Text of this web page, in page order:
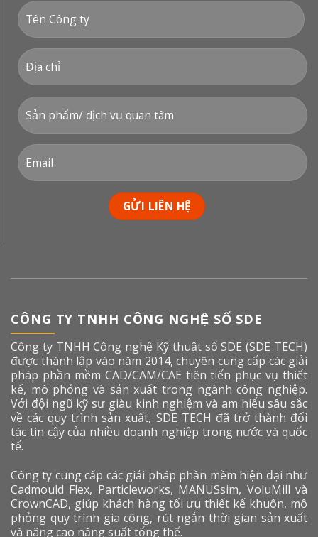
CÔNG TY TNHH CÔNG NGHỆ SỐ SDE
Công ty TNHH Công nghệ Kỹ thuật số SDE (SDE TECH)
được thành lập vào năm 2014, chuyên cung cấp các giải
pháp phần mềm CAD/CAM/CAE tiên tiến phục vụ thiết
kế, mô phỏng và sản xuất trong ngành công nghiệp.
Với đội ngũ kỹ sư giàu kinh nghiệm và am hiểu sâu sắc
về các quy trình sản xuất, SDE TECH đã trở thành đối
tác tin cậy của nhiều doanh nghiệp trong nước và quốc
tế.
Công ty cung cấp các giải pháp phần mềm hiện đại như
Cadmould Flex, Particleworks, MANUSsim, VoluMill và
CrownCAD, giúp khách hàng tối ưu thiết kế khuôn, mô
phỏng quy trình gia công, rút ngắn thời gian sản xuất
và nâng cao năng suất tổng thể.